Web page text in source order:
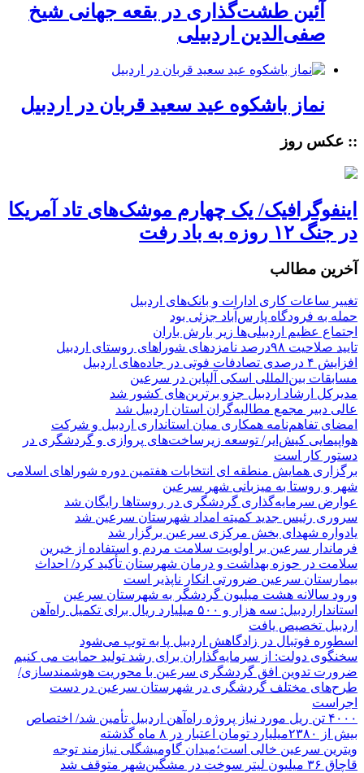
آئین طشت‌گذاری در بقعه جهانی شیخ
صفی‌الدین اردبیلی
نماز باشکوه عید سعید قربان در اردبیل
:: عکس روز
اینفوگرافیک/ یک چهارم موشک‌های تاد آمریکا
در جنگ ۱۲ روزه به باد رفت
آخرین مطالب
تغییر ساعات کاری ادارات و بانک‌های اردبیل
حمله به فرودگاه پارس‌‌آباد جزئی بود
اجتماع عظیم اردبیلی‌ها زیر بارش باران
تایید صلاحیت ۹۸درصد نامزدهای شوراهای روستای اردبیل
افزایش ۴ درصدی تصادفات فوتی در جاده‌های اردبیل
مسابقات بین‌المللی اسکی آلپاین در سرعین
مدیرکل ارشاد اردبیل جزو برترین‌های کشور شد
عالی دبیر مجمع مطالبه‌گران استان اردبیل شد
امضای تفاهم‌نامه همکاری میان استانداری اردبیل و شرکت
هواپیمایی کیش‌ایر/ توسعه زیرساخت‌های پروازی و گردشگری در
دستور کار است
برگزاری همایش منطقه ای انتخابات هفتمین دوره شوراهای اسلامی
شهر و روستا به میزبانی شهر سرعین
عوارض سرمایه‌گذاری گردشگری در روستاها رایگان شد
سروری رئیس جدید کمیته امداد شهرستان سرعین شد
یادواره شهدای بخش مرکزی سرعین برگزار شد
فرماندار سرعین بر اولویت سلامت مردم و استفاده از خیرین
سلامت در حوزه بهداشت و درمان شهرستان تأکید کرد/ احداث
بیمارستان سرعین ضرورتی انکار ناپذیر است
ورود سالانه هشت میلیون گردشگر به شهرستان سرعین
استانداراردبیل: سه هزار و ۵۰۰ میلیارد ریال برای تکمیل راه‌آهن
اردبیل تخصیص یافت
اسطوره فوتبال در زادگاهش اردبیل پا به توپ می‌شود
سخنگوی دولت: از سرمایه‌گذاران برای رشد تولید حمایت می کنیم
ضرورت تدوین افق گردشگری سرعین با محوریت هوشمندسازی/
طرح‌های مختلف گردشگری در شهرستان سرعین در دست
اجراست
۴۰۰۰ تن ریل مورد نیاز پروژه راه‌آهن اردبیل تأمین شد/ اختصاص
بیش از ۲۳۸۰میلیارد تومان اعتبار در ۸ ماه گذشته
ویترین سرعین خالی است؛میدان گاومیشگلی نیازمند توجه
قاچاق ۳۶ میلیون لیتر سوخت در مشگین‌شهر متوقف شد